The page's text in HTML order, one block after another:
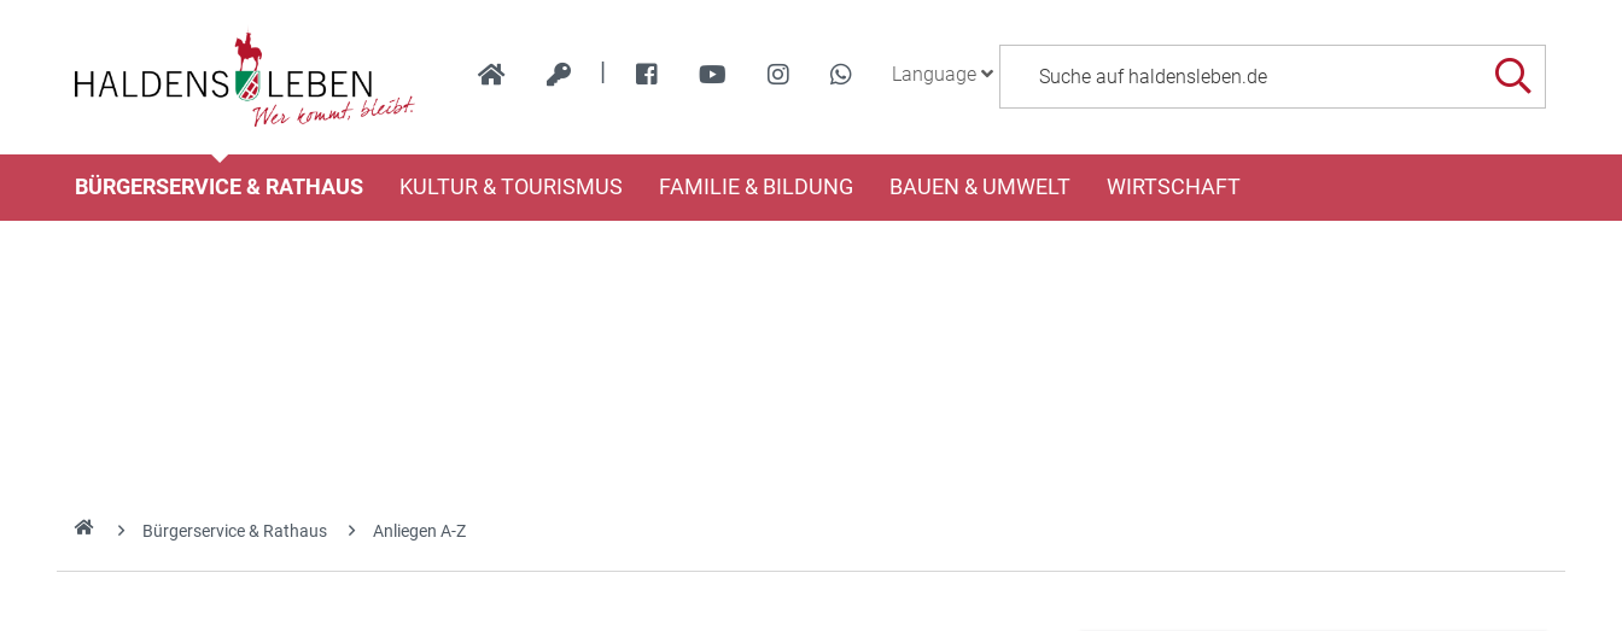
| Language
BÜRGERSERVICE & RATHAUS KULTUR & TOURISMUS FAMILIE & BILDUNG BAUEN & UMWELT WIRTSCHAFT
Bürgerservice & Rathaus Anliegen A-Z